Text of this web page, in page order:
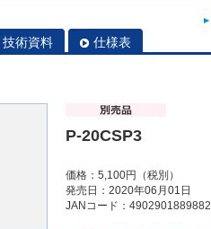
技術資料 仕様表
P-20CSP3
価格：5,100円（税別）
発売日：2020年06月01日
JANコード：4902901889882